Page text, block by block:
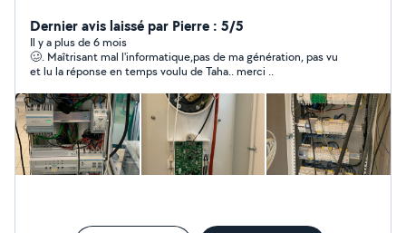
meuble.
Dernier avis laissé par Pierre : 5/5
Il y a plus de 6 mois
🥴. Maîtrisant mal l'informatique,pas de ma génération, pas vu
et lu la réponse en temps voulu de Taha.. merci ..